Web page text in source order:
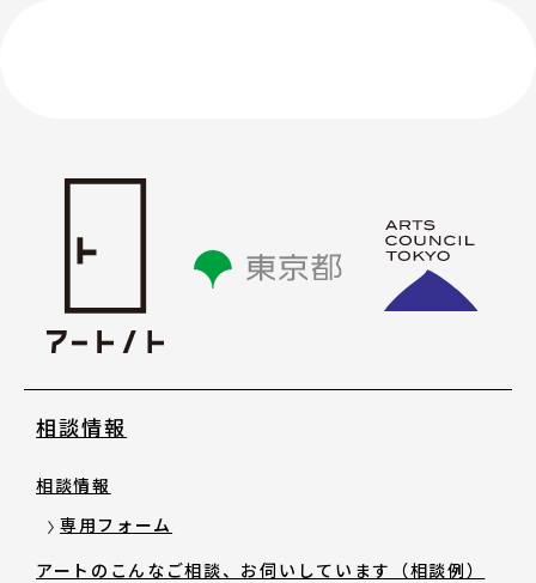
気になる講座を探す
公開中のアーカイブ動画
2025年度 過去の講座
相談情報
相談情報
専用フォーム
アートのこんなご相談、お伺いしています（相談例）